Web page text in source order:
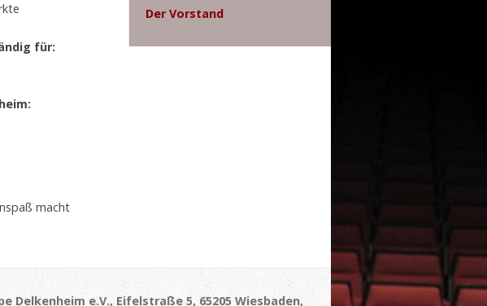
für:
macht
Der Vorstand
Delkenheim e.V., Eifelstraße 5, 65205 Wiesbaden,